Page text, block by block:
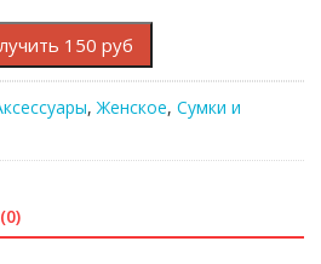
150 руб
,Женское, Сумки и